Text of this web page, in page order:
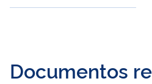
Documentos